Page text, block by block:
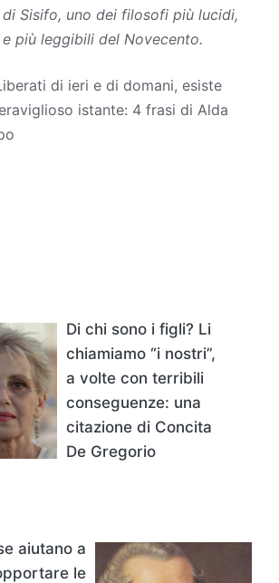
Sisifo, uno dei filosofi più lucidi,
più leggibili del Novecento.
di ieri e di domani, esiste
istante: 4 frasi di Alda
Di chi sono i figli? Li
chiamiamo “i nostri”,
a volte con terribili
conseguenze: una
citazione di Concita
De Gregorio
aiutano a
le